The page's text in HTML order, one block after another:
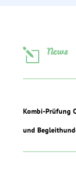
l News
Kombi-Prüfung
und